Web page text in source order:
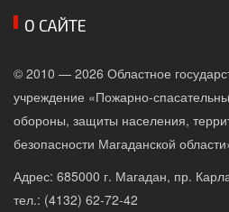
О САЙТЕ
© 2010 — 2026 Областное
учреждение «Пожарно-
обороны, защиты населения,
безопасности Магаданской
Адрес: 685000 г. Магадан, пр.
тел.: (4132) 62-72-42